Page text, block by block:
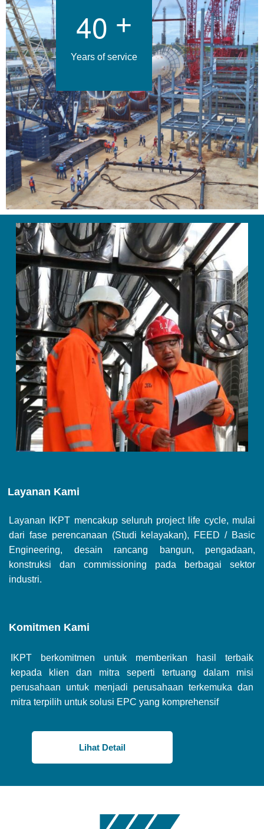
40 +
Years of service
Layanan Kami
Layanan IKPT mencakup seluruh project life cycle, mulai
dari fase perencanaan (Studi kelayakan), FEED / Basic
Engineering, desain rancang bangun, pengadaan,
konstruksi dan commissioning pada berbagai sektor
industri.
Komitmen Kami
IKPT berkomitmen untuk memberikan hasil terbaik
kepada klien dan mitra seperti tertuang dalam misi
perusahaan untuk menjadi perusahaan terkemuka dan
mitra terpilih untuk solusi EPC yang komprehensif
Lihat Detail